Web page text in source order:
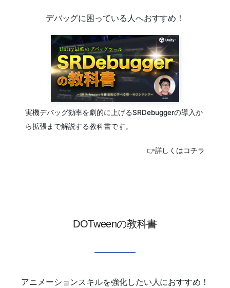
デバッグに困っている人へおすすめ！
実機デバッグ効率を劇的に上げるSRDebuggerの導入か
ら拡張まで解説する教科書です。
👉詳しくはコチラ
DOTweenの教科書
アニメーションスキルを強化したい人におすすめ！